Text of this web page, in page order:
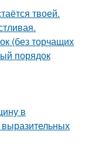
твоей.
(без торчащих
порядок
в